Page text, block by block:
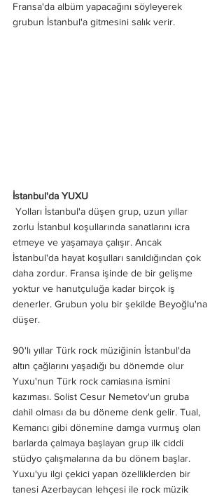
Fransa'da albüm yapacağını söyleyerek
grubun İstanbul'a gitmesini salık verir.
İstanbul'da YUXU
Yolları İstanbul'a düşen grup, uzun yıllar
zorlu İstanbul koşullarında sanatlarını icra
etmeye ve yaşamaya çalışır. Ancak
İstanbul'da hayat koşulları sanıldığından çok
daha zordur. Fransa işinde de bir gelişme
yoktur ve hanutçuluğa kadar birçok iş
denerler. Grubun yolu bir şekilde Beyoğlu'na
düşer.
90'lı yıllar Türk rock müziğinin İstanbul'da
altın çağlarını yaşadığı bu dönemde olur
Yuxu'nun Türk rock camiasına ismini
kazıması. Solist Cesur Nemetov'un gruba
dahil olması da bu döneme denk gelir. Tual,
Kemancı gibi dönemine damga vurmuş olan
barlarda çalmaya başlayan grup ilk ciddi
stüdyo çalışmalarına da bu dönem başlar.
Yuxu'yu ilgi çekici yapan özelliklerden bir
tanesi Azerbaycan lehçesi ile rock müzik